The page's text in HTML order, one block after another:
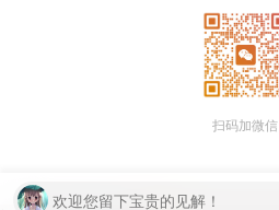
扫码加微信
欢迎您留下宝贵的见解！